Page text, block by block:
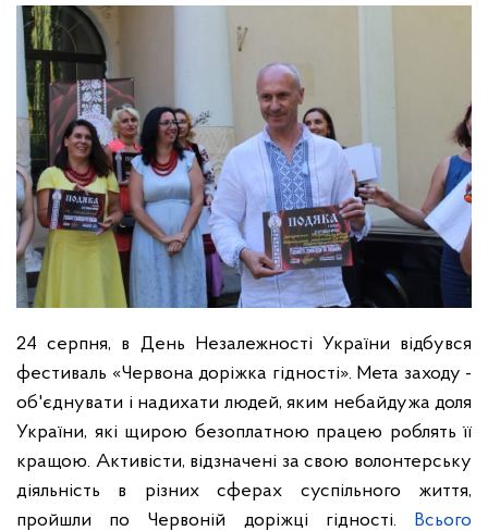
24 серпня, в День Незалежності України відбувся
фестиваль «Червона доріжка гідності». Мета заходу -
об'єднувати і надихати людей, яким небайдужа доля
України, які щирою безоплатною працею роблять її
кращою. Активісти, відзначені за свою волонтерську
діяльність в різних сферах суспільного життя,
пройшли по Червоній доріжці гідності. Всього